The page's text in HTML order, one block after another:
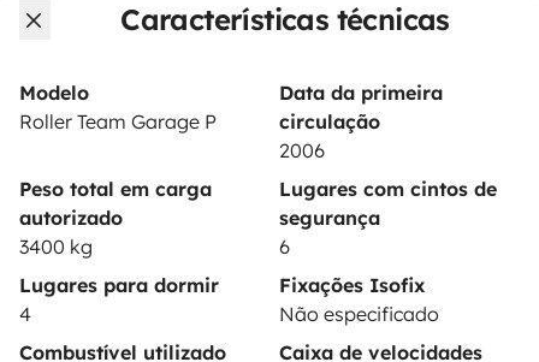
Características técnicas
Modelo
Roller Team Garage P
Data da primeira
circulação
2006
Peso total em carga
autorizado
3400 kg
Lugares com cintos de
segurança
6
Lugares para dormir
4
Fixações Isofix
Não especificado
Combustível utilizado
Caixa de velocidades
Contrato de aluguer
Assistências de aluguer
Modos de pagamento seguros